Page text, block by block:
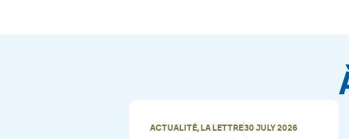
ACTUALITÉ, LA LETTRE30 JULY 2026